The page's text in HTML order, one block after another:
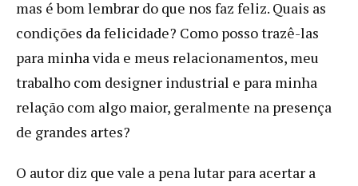
mas é bom lembrar do que nos faz feliz. Quais as
condições da felicidade? Como posso trazê-las
para minha vida e meus relacionamentos, meu
trabalho com designer industrial e para minha
relação com algo maior, geralmente na presença
de grandes artes?
O autor diz que vale a pena lutar para acertar a